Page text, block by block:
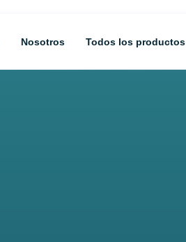
Nosotros Todos los productos